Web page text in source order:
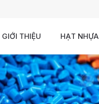
GIỚI THIỆU HẠT NHỰA